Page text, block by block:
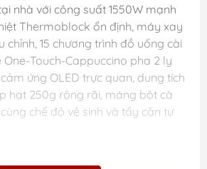
nhà với công suất 1550W mạnh
Thermoblock ổn định, máy xay
chỉnh, 15 chương trình đồ uống cài
Touch-Cappuccino pha 2 ly
ứng OLED trực quan, dung tích
hạt 250g rộng rãi, máng bột cà
chế độ vệ sinh và tẩy cặn tự